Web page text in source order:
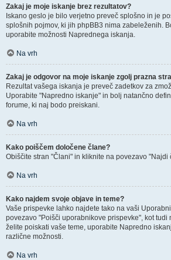
Zakaj je moje iskanje brez rezultatov?
Iskano geslo je bilo verjetno preveč splošno in je
splošnih pojmov, ki jih phpBB3 nima zabeleženih.
uporabite možnosti Naprednega iskanja.
Na vrh
Zakaj je odgovor na moje iskanje zgolj prazna
Rezultat vašega iskanja je preveč zadetkov za
Uporabite "Napredno iskanje" in bolj natančno
forume, ki naj bodo preiskani.
Na vrh
Kako poiščem določene člane?
Obiščite stran "Člani" in kliknite na povezavo "Najdi
Na vrh
Kako najdem svoje objave in teme?
Vaše prispevke lahko najdete tako na vaši
povezavo "Poišči uporabnikove prispevke", kot tudi
želite poiskati vaše teme, uporabite Napredno
različne možnosti.
Na vrh